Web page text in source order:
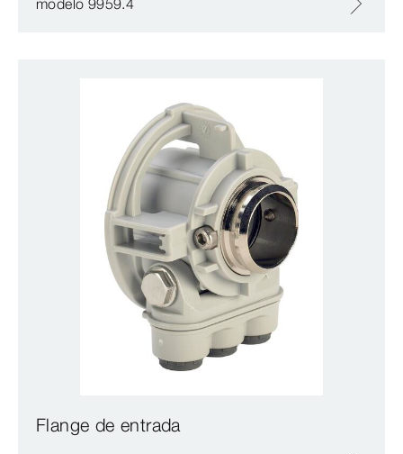
Flange de entrada